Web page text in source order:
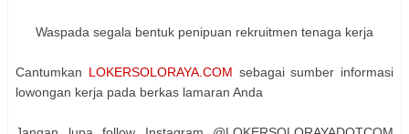
Waspada segala bentuk penipuan rekruitmen tenaga kerja
Cantumkan LOKERSOLORAYA.COM sebagai sumber informasi
lowongan kerja pada berkas lamaran Anda